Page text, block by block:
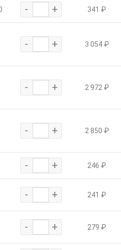
- + 341 ₽
- + 3 054 ₽
- + 2 972 ₽
- + 2 850 ₽
- + 246 ₽
- + 241 ₽
- + 279 ₽